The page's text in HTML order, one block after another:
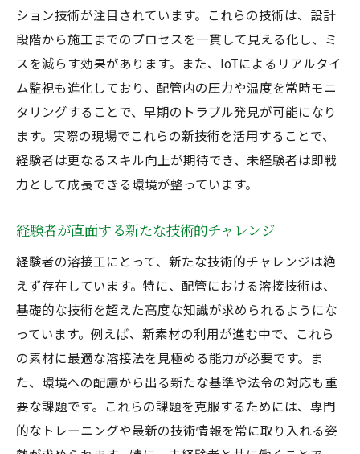
ション技術が注目されています。これらの技術は、設計
段階から施工までのプロセスを一貫して見える化し、ミ
スを減らす効果があります。また、IoTによるリアルタイ
ム監視も進化しており、配管内の圧力や温度を常時モニ
タリングすることで、早期のトラブル発見が可能になり
ます。実際の現場でこれらの新技術を活用することで、
経験者は更なるスキル向上が期待でき、未経験者は即戦
力として成長できる環境が整っています。
経験者が直面する新たな技術的チャレンジ
経験者の溶接工にとって、新たな技術的チャレンジは絶
えず存在しています。特に、配管における溶接技術は、
基礎的な技術を超えた高度な知識が求められるようにな
っています。例えば、新素材の利用が進む中で、これら
の素材に最適な溶接法を見極める能力が必要です。ま
た、環境への配慮から出る新たな基準や法令の対応も重
要な課題です。これらの課題を克服するためには、専門
的なトレーニングや最新の技術情報を常に取り入れる姿